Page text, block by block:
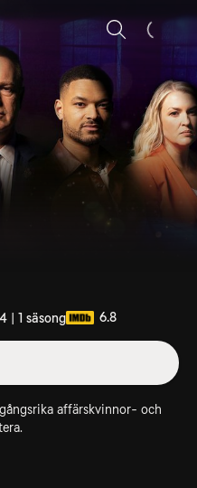
Sök
| 1 säsong 6.8
affärskvinnor- och